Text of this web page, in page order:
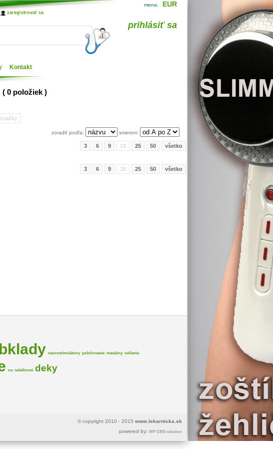
zaregistrovať sa
mena: EUR
prihlásiť sa
Kontakt
( 0 položiek )
zoradiť podľa: smerom:
3 6 9 18 25 50 všetko
3 6 9 18 25 50 všetko
neurostimulátory polohovacie masážny cvičenie
na rašelinové deky
© copyright 2010 - 2015 www.lekarnicka.sk
powered by: WP CMS solution